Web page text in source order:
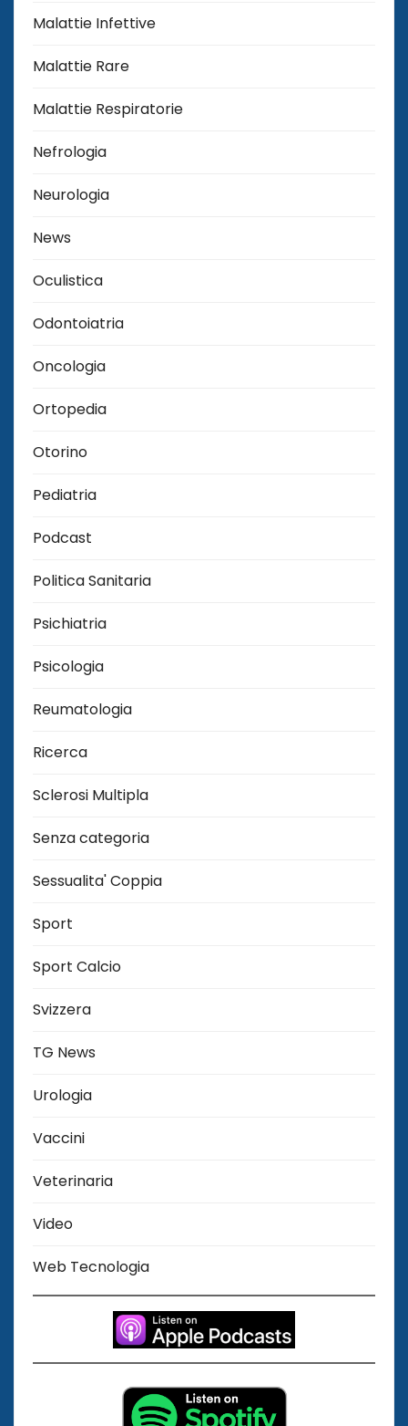
Malattie Infettive
Malattie Rare
Malattie Respiratorie
Nefrologia
Neurologia
News
Oculistica
Odontoiatria
Oncologia
Ortopedia
Otorino
Pediatria
Podcast
Politica Sanitaria
Psichiatria
Psicologia
Reumatologia
Ricerca
Sclerosi Multipla
Senza categoria
Sessualita' Coppia
Sport
Sport Calcio
Svizzera
TG News
Urologia
Vaccini
Veterinaria
Video
Web Tecnologia